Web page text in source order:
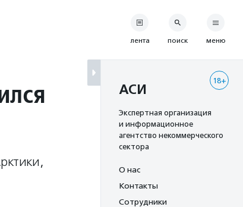
лента поиск меню
18+
АСИ
Экспертная организация
и информационное
агентство некоммерческого
сектора
О нас
Контакты
Сотрудники